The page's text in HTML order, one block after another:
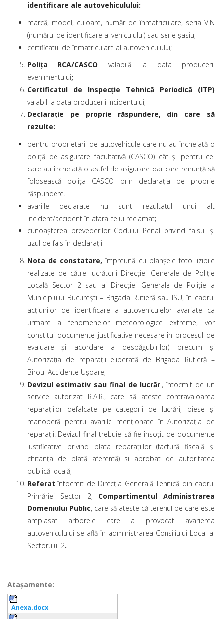
identificare ale autovehiculului:
marcă, model, culoare, număr de înmatriculare, seria VIN
(numărul de identificare al vehiculului) sau serie șasiu;
certificatul de înmatriculare al autovehiculului;
Polița RCA/CASCO valabilă la data producerii
evenimentului;
Certificatul de Inspecție Tehnică Periodică (ITP)
valabil la data producerii incidentului;
Declarație pe proprie răspundere, din care să
rezulte:
pentru proprietarii de autovehicule care nu au încheiată o
poliță de asigurare facultativă (CASCO) cât și pentru cei
care au încheiată o astfel de asigurare dar care renunță să
folosească polița CASCO prin declarația pe proprie
răspundere.
avariile declarate nu sunt rezultatul unui alt
incident/accident în afara celui reclamat;
cunoașterea prevederilor Codului Penal privind falsul și
uzul de fals în declarații
Nota de constatare, împreună cu planșele foto lizibile
realizate de către lucrătorii Direcției Generale de Poliție
Locală Sector 2 sau ai Direcției Generale de Poliție a
Municipiului București – Brigada Rutieră sau ISU, în cadrul
acțiunilor de identificare a autovehiculelor avariate ca
urmare a fenomenelor meteorologice extreme, vor
constitui documente justificative necesare în procesul de
evaluare și acordare a despăgubirilor) precum şi
Autorizația de reparații eliberată de Brigada Rutieră –
Biroul Accidente Ușoare;
Devizul estimativ sau final de lucrări, întocmit de un
service autorizat R.A.R., care să ateste contravaloarea
reparațiilor defalcate pe categorii de lucrări, piese și
manoperă pentru avariile menționate în Autorizația de
reparații. Devizul final trebuie să fie însoțit de documente
justificative privind plata reparațiilor (factură fiscală și
chitanța de plată aferentă) si aprobat de autoritatea
publică locală;
Referatîntocmit de Direcția Generală Tehnică din cadrul
Primăriei Sector 2, Compartimentul Administrarea
Domeniului Public, care să ateste că terenul pe care este
amplasat arborele care a provocat avarierea
autovehiculului se află în administrarea Consiliului Local al
Sectorului 2.
Ataşamente:
Anexa.docx